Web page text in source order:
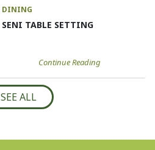
DINING
SENI TABLE SETTING
Continue Reading
SEE ALL